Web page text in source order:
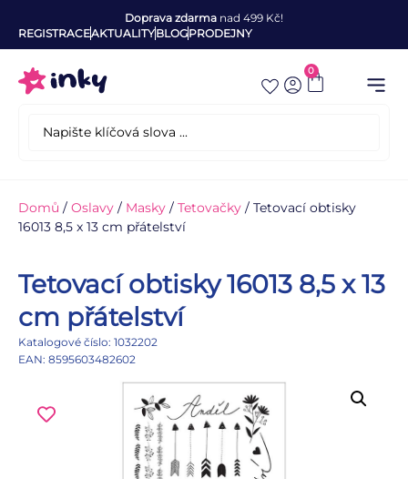
Doprava zdarma nad 499 Kč!
REGISTRACEAKTUALITYBLOGPRODEJNY
0
Domů / Oslavy / Masky / Tetovačky / Tetovací obtisky
16013 8,5 x 13 cm přátelství
Tetovací obtisky 16013 8,5 x 13
cm přátelství
Katalogové číslo: 1032202
EAN: 8595603482602